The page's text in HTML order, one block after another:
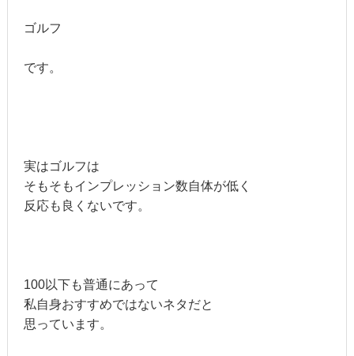
ゴルフ
です。
実はゴルフは
そもそもインプレッション数自体が低く
反応も良くないです。
100以下も普通にあって
私自身おすすめではないネタだと
思っています。